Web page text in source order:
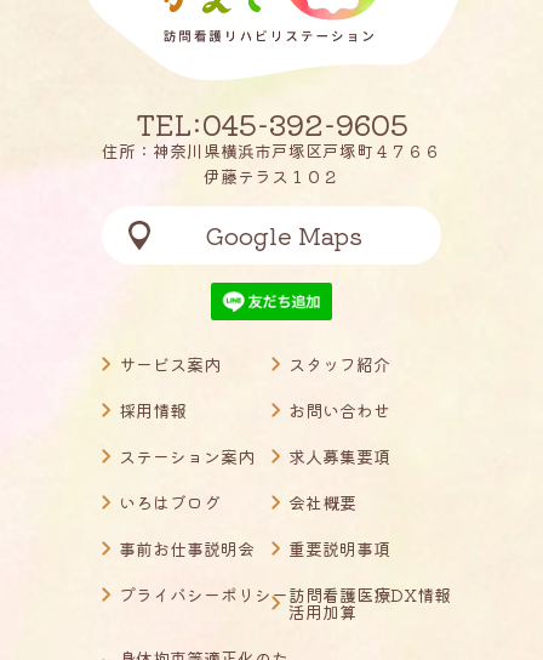
TEL:045-392-9605
住所：神奈川県横浜市戸塚区戸塚町４７６６
伊藤テラス１０２
Google Maps
サービス案内
スタッフ紹介
採用情報
お問い合わせ
ステーション案内
求人募集要項
いろはブログ
会社概要
事前お仕事説明会
重要説明事項
プライバシーポリシー訪問看護医療DX情報
活用加算